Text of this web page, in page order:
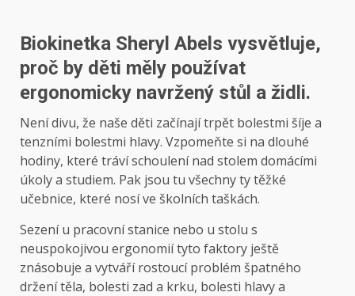
Biokinetka Sheryl Abels vysvětluje,
proč by děti měly používat
ergonomicky navržený stůl a židli.
Není divu, že naše děti začínají trpět bolestmi šíje a
tenzními bolestmi hlavy. Vzpomeňte si na dlouhé
hodiny, které tráví schoulení nad stolem domácími
úkoly a studiem. Pak jsou tu všechny ty těžké
učebnice, které nosí ve školních taškách.
Sezení u pracovní stanice nebo u stolu s
neuspokojivou ergonomií tyto faktory ještě
znásobuje a vytváří rostoucí problém špatného
držení těla, bolesti zad a krku, bolesti hlavy a